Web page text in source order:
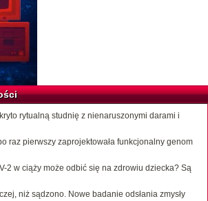
rytualną studnię z nienaruszonymi darami i
raz pierwszy zaprojektowała funkcjonalny genom
2 w ciąży może odbić się na zdrowiu dziecka? Są
niż sądzono. Nowe badanie odsłania zmysły